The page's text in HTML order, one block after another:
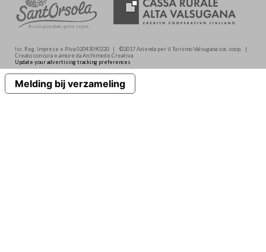
Isc. Reg. Imprese e P.Iva 02043090220 | ©2017 Azienda per il Turismo Valsugana soc. coop. |
Creato con cura e amore da Archimede.Creativa
Update your advertising tracking preferences
Melding bij verzameling